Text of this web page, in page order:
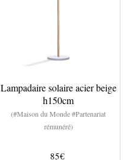
Lampadaire solaire acier beige
h150cm
(#Maison du Monde #Partenariat
rémunéré)
85€